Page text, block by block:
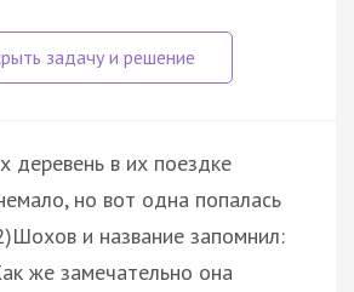
деревень в их поездке
но вот одна попалась
и название запомнил:
же замечательно она